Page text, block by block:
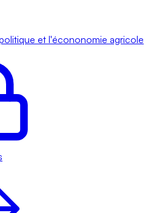
et l'écononomie agricole